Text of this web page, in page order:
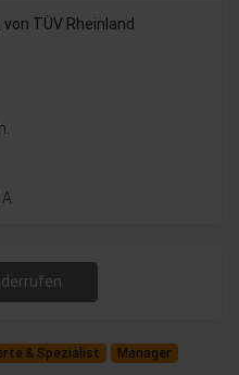
TÜV Rheinland
& Spezialist Manager